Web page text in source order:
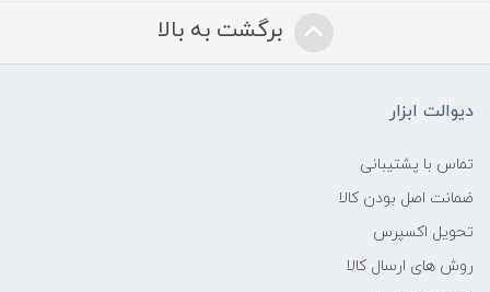
برگشت به بالا
دیوالت ابزار
تماس با پشتیبانی
ضمانت اصل بودن کالا
تحویل اکسپرس
روش های ارسال کالا